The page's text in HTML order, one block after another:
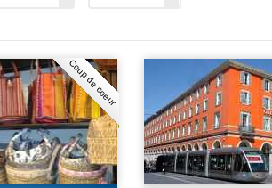
Coup de coeur